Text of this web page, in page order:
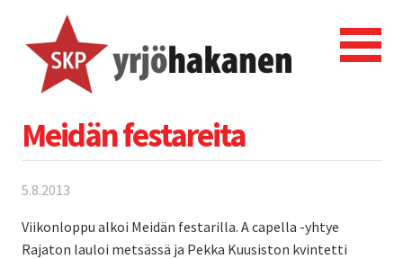
Meidän festareita
5.8.2013
Viikonloppu alkoi Meidän festarilla. A capella -yhtye
Rajaton lauloi metsässä ja Pekka Kuusiston kvintetti